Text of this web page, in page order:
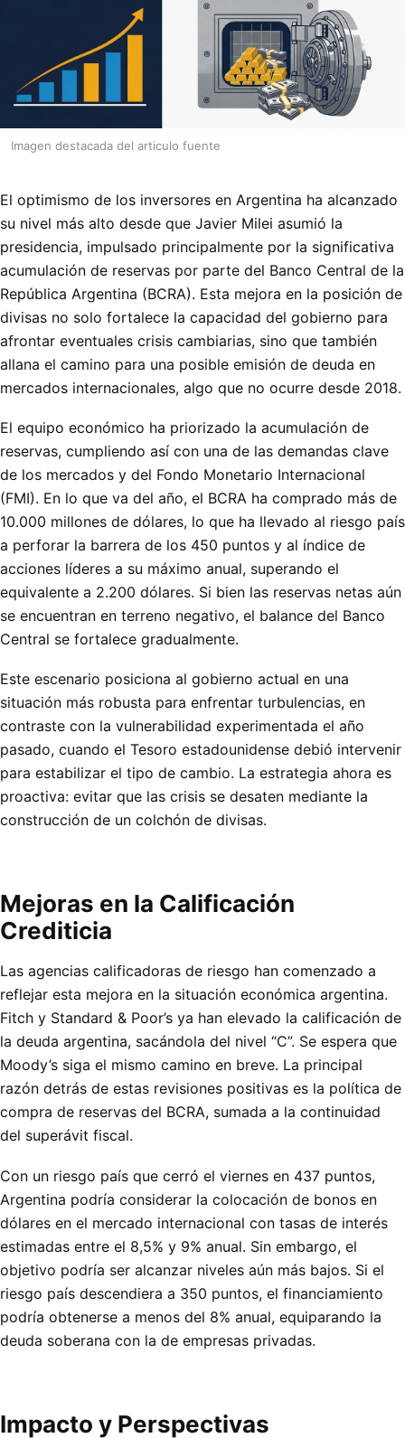
Imagen destacada del articulo fuente
El optimismo de los inversores en Argentina ha alcanzado
su nivel más alto desde que Javier Milei asumió la
presidencia, impulsado principalmente por la significativa
acumulación de reservas por parte del Banco Central de la
República Argentina (BCRA). Esta mejora en la posición de
divisas no solo fortalece la capacidad del gobierno para
afrontar eventuales crisis cambiarias, sino que también
allana el camino para una posible emisión de deuda en
mercados internacionales, algo que no ocurre desde 2018.
El equipo económico ha priorizado la acumulación de
reservas, cumpliendo así con una de las demandas clave
de los mercados y del Fondo Monetario Internacional
(FMI). En lo que va del año, el BCRA ha comprado más de
10.000 millones de dólares, lo que ha llevado al riesgo país
a perforar la barrera de los 450 puntos y al índice de
acciones líderes a su máximo anual, superando el
equivalente a 2.200 dólares. Si bien las reservas netas aún
se encuentran en terreno negativo, el balance del Banco
Central se fortalece gradualmente.
Este escenario posiciona al gobierno actual en una
situación más robusta para enfrentar turbulencias, en
contraste con la vulnerabilidad experimentada el año
pasado, cuando el Tesoro estadounidense debió intervenir
para estabilizar el tipo de cambio. La estrategia ahora es
proactiva: evitar que las crisis se desaten mediante la
construcción de un colchón de divisas.
Mejoras en la Calificación
Crediticia
Las agencias calificadoras de riesgo han comenzado a
reflejar esta mejora en la situación económica argentina.
Fitch y Standard & Poor’s ya han elevado la calificación de
la deuda argentina, sacándola del nivel “C”. Se espera que
Moody’s siga el mismo camino en breve. La principal
razón detrás de estas revisiones positivas es la política de
compra de reservas del BCRA, sumada a la continuidad
del superávit fiscal.
Con un riesgo país que cerró el viernes en 437 puntos,
Argentina podría considerar la colocación de bonos en
dólares en el mercado internacional con tasas de interés
estimadas entre el 8,5% y 9% anual. Sin embargo, el
objetivo podría ser alcanzar niveles aún más bajos. Si el
riesgo país descendiera a 350 puntos, el financiamiento
podría obtenerse a menos del 8% anual, equiparando la
deuda soberana con la de empresas privadas.
Impacto y Perspectivas